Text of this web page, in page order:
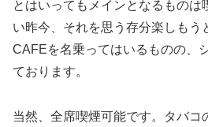
とはいってもメインとなるものは
い昨今、それを思う存分楽しもう
CAFEを名乗ってはいるものの、
ております。
当然、全席喫煙可能です。タバコ